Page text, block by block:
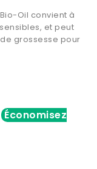
Oil convient à
et peut
grossesse pour
Économisez